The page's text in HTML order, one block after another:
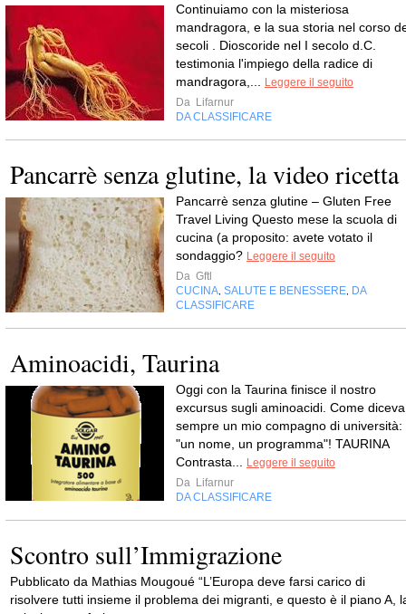
Continuiamo con la misteriosa
mandragora, e la sua storia nel corso
secoli . Dioscoride nel I secolo d.C.
testimonia l'impiego della radice di
mandragora,...
Leggere il seguito
Da Lifarnur
DA CLASSIFICARE
Pancarrè senza glutine, la video ricetta
Pancarrè senza glutine – Gluten Free
Travel Living Questo mese la scuola di
cucina (a proposito: avete votato il
sondaggio? Leggere il seguito
Da Gftl
CUCINA SALUTE E BENESSERE DA
CLASSIFICARE
Aminoacidi, Taurina
Oggi con la Taurina finisce il nostro
excursus sugli aminoacidi. Come diceva
sempre un mio compagno di università:
"un nome, un programma"! TAURINA
Contrasta...
Leggere il seguito
Da Lifarnur
DA CLASSIFICARE
Scontro sull’Immigrazione
Pubblicato da Mathias Mougoué “L’Europa deve farsi carico di
risolvere tutti insieme il problema dei migranti, e questo è il piano A,